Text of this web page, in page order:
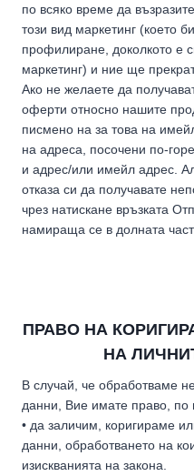
по всяко време да
този вид маркетинг (което
профилиране, доколкото е
маркетинг) и ние ще
Ако не желаете да
оферти относно нашите
писмено на за това на
на адреса, посочени по-
и адрес/или имейл адрес.
отказа си да получавате
чрез натискане връзката
намираща се в долната
ПРАВО НА
НА
В случай, че обработваме
данни, Вие имате право, по
• да заличим, коригираме
данни, обработването на
изискванията на закона.